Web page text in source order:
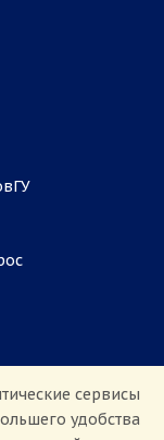
сервисы
удобства